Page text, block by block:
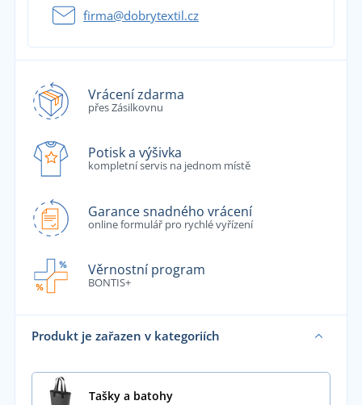
firma@dobrytextil.cz
Vrácení zdarma
přes Zásilkovnu
Potisk a výšivka
kompletní servis na jednom místě
Garance snadného vrácení
online formulář pro rychlé vyřízení
Věrnostní program
BONTIS+
Produkt je zařazen v kategoriích
Tašky a batohy